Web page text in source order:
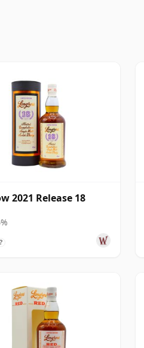
2021 Release 18